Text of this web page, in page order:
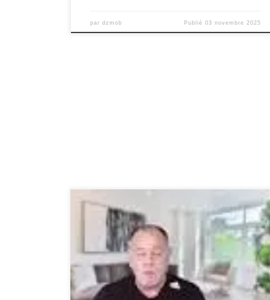
pardzmob Publié 03 novembre 2025
Optimiser son site pour mobile Optimiser son site pour
mobile Aujourd’hui, avec l’augmentation de
l’utilisation des smartphones et des tablettes, il est
essentiel d’optimiser son site web pour les appareils
mobiles. Voici quelques conseils pour rendre votre site
plus convivial et performant sur les petits écrans :
Conception responsive : […]